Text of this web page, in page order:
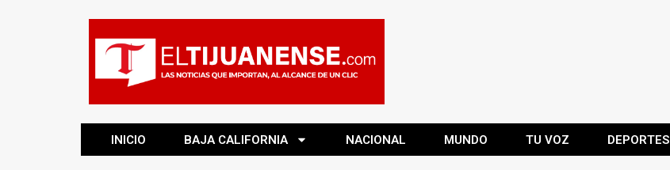
INICIO BAJA CALIFORNIA NACIONAL MUNDO TU VOZ DEPORTES